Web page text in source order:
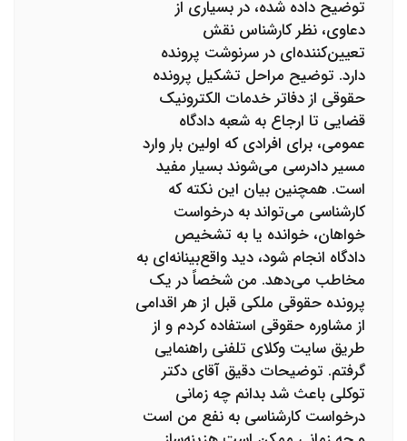
توضیح داده شده، در بسیاری از
دعاوی، نظر کارشناس نقش
تعیین‌کننده‌ای در سرنوشت پرونده
دارد. توضیح مراحل تشکیل پرونده
حقوقی از دفاتر خدمات الکترونیک
قضایی تا ارجاع به شعبه دادگاه
عمومی، برای افرادی که اولین بار وارد
مسیر دادرسی می‌شوند بسیار مفید
است. همچنین بیان این نکته که
کارشناسی می‌تواند به درخواست
خواهان، خوانده یا به تشخیص
دادگاه انجام شود، دید واقع‌بینانه‌ای به
مخاطب می‌دهد. من شخصاً در یک
پرونده حقوقی ملکی قبل از هر اقدامی
از مشاوره حقوقی استفاده کردم و از
طریق سایت وکلای تلفنی راهنمایی
گرفتم. توضیحات دقیق آقای دکتر
توکلی باعث شد بدانم چه زمانی
درخواست کارشناسی به نفع من است